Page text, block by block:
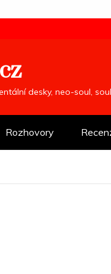
desky, neo-soul,
Rozhovory